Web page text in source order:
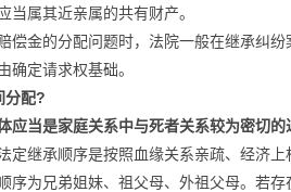
当属其近亲属的共有财产。
偿金的分配问题时，法院一般在继承纠
确定请求权基础。
分配?
应当是家庭关系中与死者关系较为密切的
定继承顺序是按照血缘关系亲疏、经济
序为兄弟姐妹、祖父母、外祖父母。若